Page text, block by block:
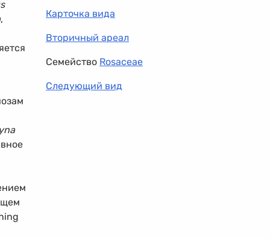
,
Карточка вида
Вторичный ареал
Семейство Rosaceae
Следующий вид